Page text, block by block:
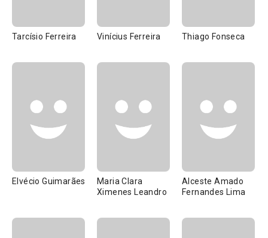
Tarcísio Ferreira Vinícius Ferreira Thiago Fonseca
Elvécio Guimarães
Maria Clara
Ximenes Leandro
Alceste Amado
Fernandes Lima